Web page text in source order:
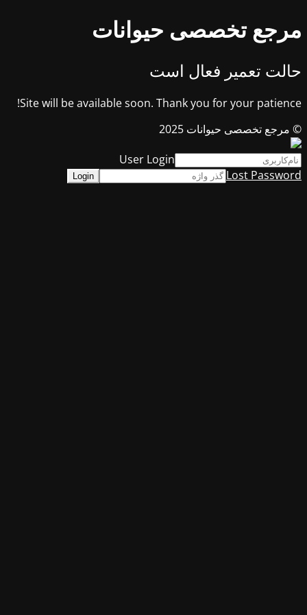
مرجع تخصصی حیوانات
حالت تعمیر فعال است
Site will be available soon. Thank you for your patience!
© مرجع تخصصی حیوانات 2025
User Login
Lost Password